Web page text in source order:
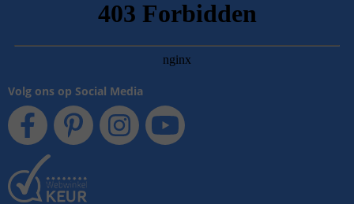
Volg ons op Social Media